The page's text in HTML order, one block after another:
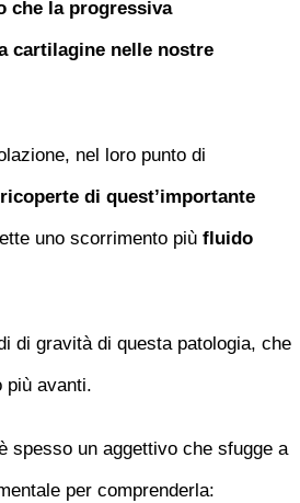
che la progressiva
cartilagine nelle nostre
nel loro punto di
di quest’importante
uno scorrimento piùfluido
di gravità di questa patologia, che
più avanti.
spesso un aggettivo che sfugge a
per comprenderla: